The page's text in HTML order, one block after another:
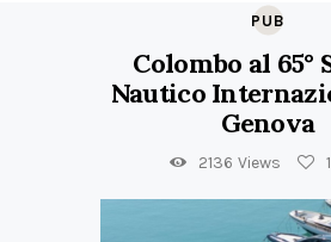
PUB
Colombo al 65°
Nautico
Genova
2136 Views 1